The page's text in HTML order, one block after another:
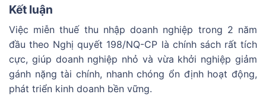
Kết luận
Việc miễn thuế thu nhập doanh nghiệp trong 2 năm
đầu theo Nghị quyết 198/NQ-CP là chính sách rất tích
cực, giúp doanh nghiệp nhỏ và vừa khởi nghiệp giảm
gánh nặng tài chính, nhanh chóng ổn định hoạt động,
phát triển kinh doanh bền vững.